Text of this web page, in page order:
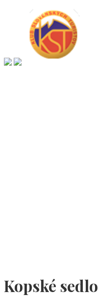
Kopské sedlo